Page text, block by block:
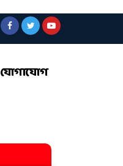
যোগাযোগ